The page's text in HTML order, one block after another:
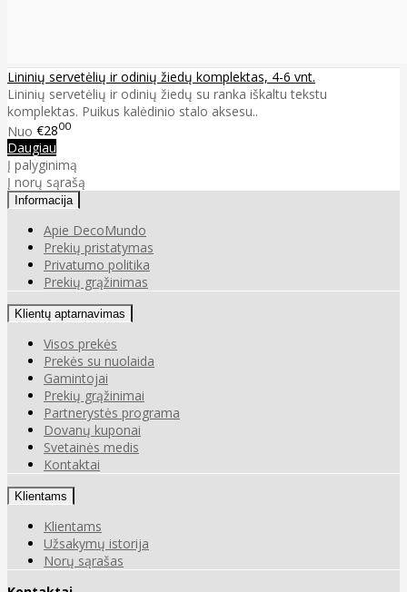
Lininių servetėlių ir odinių žiedų komplektas, 4-6 vnt.
Lininių servetėlių ir odinių žiedų su ranka iškaltu tekstu
komplektas. Puikus kalėdinio stalo aksesu..
Nuo €2800
Daugiau
Į palyginimą
Į norų sąrašą
Informacija
Apie DecoMundo
Prekių pristatymas
Privatumo politika
Prekių grąžinimas
Klientų aptarnavimas
Visos prekės
Prekės su nuolaida
Gamintojai
Prekių grąžinimai
Partnerystės programa
Dovanų kuponai
Svetainės medis
Kontaktai
Klientams
Klientams
Užsakymų istorija
Norų sąrašas